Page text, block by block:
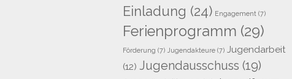
Einladung (24) Engagement (7)
Ferienprogramm (29)
Förderung (7) Jugendakteure (7) Jugendarbeit
(12) Jugendausschuss (19)